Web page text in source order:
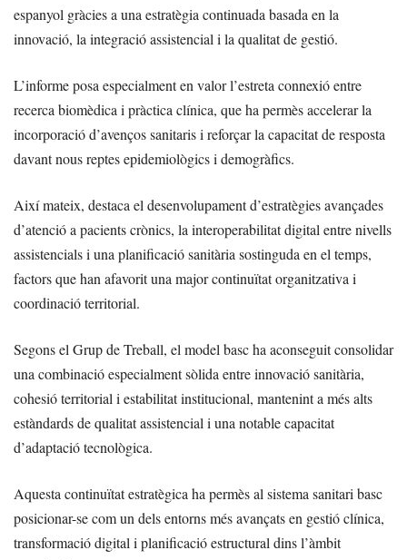
espanyol gràcies a una estratègia continuada basada en la
innovació, la integració assistencial i la qualitat de gestió.
L’informe posa especialment en valor l’estreta connexió entre
recerca biomèdica i pràctica clínica, que ha permès accelerar la
incorporació d’avenços sanitaris i reforçar la capacitat de resposta
davant nous reptes epidemiològics i demogràfics.
Així mateix, destaca el desenvolupament d’estratègies avançades
d’atenció a pacients crònics, la interoperabilitat digital entre nivells
assistencials i una planificació sanitària sostinguda en el temps,
factors que han afavorit una major continuïtat organitzativa i
coordinació territorial.
Segons el Grup de Treball, el model basc ha aconseguit consolidar
una combinació especialment sòlida entre innovació sanitària,
cohesió territorial i estabilitat institucional, mantenint a més alts
estàndards de qualitat assistencial i una notable capacitat
d’adaptació tecnològica.
Aquesta continuïtat estratègica ha permès al sistema sanitari basc
posicionar-se com un dels entorns més avançats en gestió clínica,
transformació digital i planificació estructural dins l’àmbit